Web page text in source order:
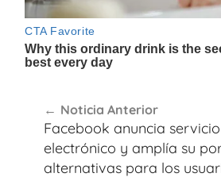
de
entradas
Noticia Anterior
Facebook anuncia
electrónico y amplía su
alternativas para los